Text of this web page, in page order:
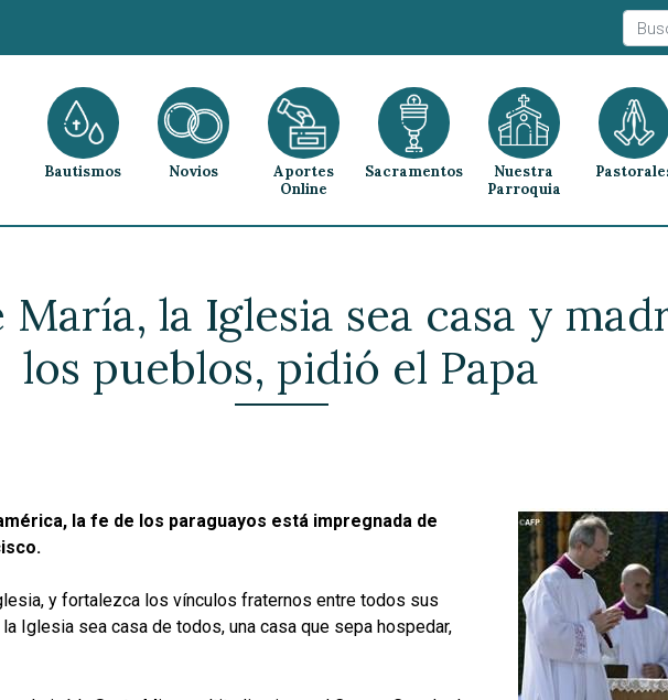
Bautismos Novios
Aportes
Online
Sacramentos
Nuestra
Parroquia
la Iglesia sea casa y
los pueblos, pidió el Papa
la fe de los paraguayos está impregnada de
y fortalezca los vínculos fraternos entre todos sus
Iglesia sea casa de todos, una casa que sepa hospedar,